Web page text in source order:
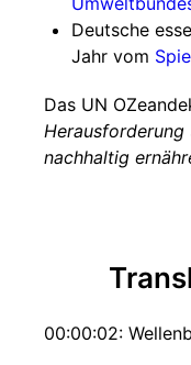
Deutsche
Jahr vom
Das UN
nachhaltig
00:00:02: